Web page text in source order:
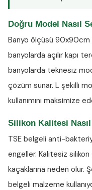
Doğru Model Nasıl
Banyo ölçüsü 90x90cm
banyolarda açılır kapı
banyolarda teknesiz
çözüm sunar. L şekilli
kullanımını maksimize
Silikon Kalitesi Nasıl
TSE belgeli anti-
engeller. Kalitesiz
kaçaklarına neden olur.
belgeli malzeme